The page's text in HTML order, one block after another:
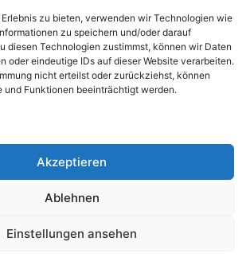
zu bieten, verwenden wir Technologien wie
zu speichern und/oder darauf
diesen Technologien zustimmst, können wir Daten
oder eindeutige IDs auf dieser Website verarbeiten.
nicht erteilst oder zurückziehst, können
und Funktionen beeinträchtigt werden.
Akzeptieren
Ablehnen
Einstellungen ansehen
geringerer
hat die Stadt ab
Haushaltssperre
die Stadt mitteilt, fallen die
Tölz Wolfratshausen
6. August 2026